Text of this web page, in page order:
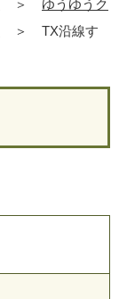
＞
ゆうゆうク
＞
TX沿線す